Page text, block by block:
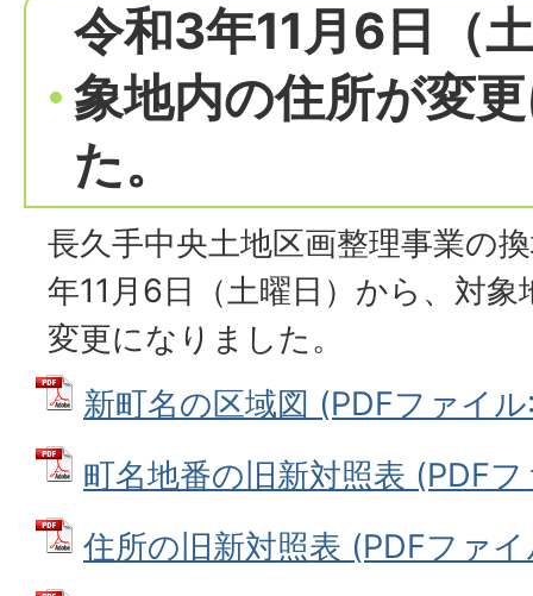
令和3年11月6日（
象地内の住所が変
た。
長久手中央土地区画整理事業の
年11月6日（土曜日）から、対
変更になりました。
新町名の区域図 (PDFファイ
町名地番の旧新対照表 (PDF
住所の旧新対照表 (PDFファ